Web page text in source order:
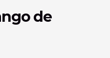
de